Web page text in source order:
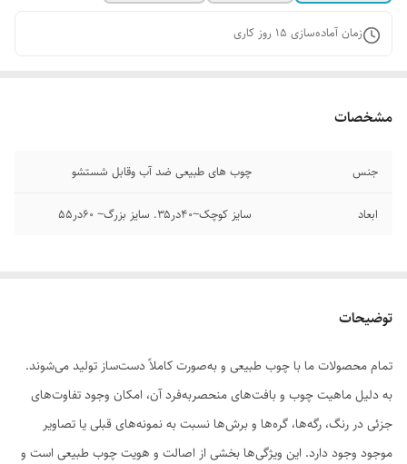
زمان آماده‌سازی 15 روز کاری
مشخصات
جنس چوب های طبیعی ضد آب وقابل شستشو
ابعاد سایز کوچک~۴۰در۳۵. سایز بزرگ~ ۶۰در۵۵
توضیحات
تمام محصولات ما با چوب طبیعی و به‌صورت کاملاً دست‌ساز تولید می‌شوند.
به دلیل ماهیت چوب و بافت‌های منحصر‌به‌فرد آن، امکان وجود تفاوت‌های
جزئی در رنگ، رگه‌ها، گره‌ها و برش‌ها نسبت به نمونه‌های قبلی یا تصاویر
موجود وجود دارد. این ویژگی‌ها بخشی از اصالت و هویت چوب طبیعی است و